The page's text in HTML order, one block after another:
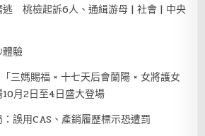
逃 桃檢起訴6人、通緝游母 | 社會 | 中央
體驗
三媽賜福 × 十七天后會蘭陽 × 女將護女
月2日至4日盛大登場
誤用CAS、產銷履歷標示恐遭罰